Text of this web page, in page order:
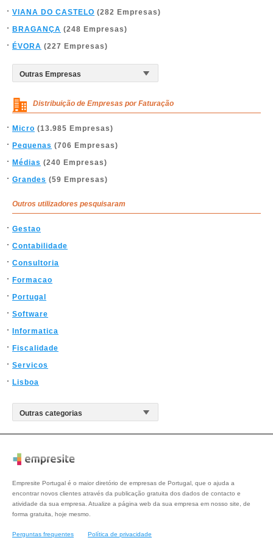
VIANA DO CASTELO (282 Empresas)
BRAGANÇA (248 Empresas)
ÉVORA (227 Empresas)
Distribuição de Empresas por Faturação
Micro (13.985 Empresas)
Pequenas (706 Empresas)
Médias (240 Empresas)
Grandes (59 Empresas)
Outros utilizadores pesquisaram
Gestao
Contabilidade
Consultoria
Formacao
Portugal
Software
Informatica
Fiscalidade
Servicos
Lisboa
Empresite Portugal é o maior diretório de empresas de Portugal, que o ajuda a
encontrar novos clientes através da publicação gratuita dos dados de contacto e
atividade da sua empresa. Atualize a página web da sua empresa em nosso site, de
forma gratuita, hoje mesmo.
Perguntas frequentes Política de privacidade